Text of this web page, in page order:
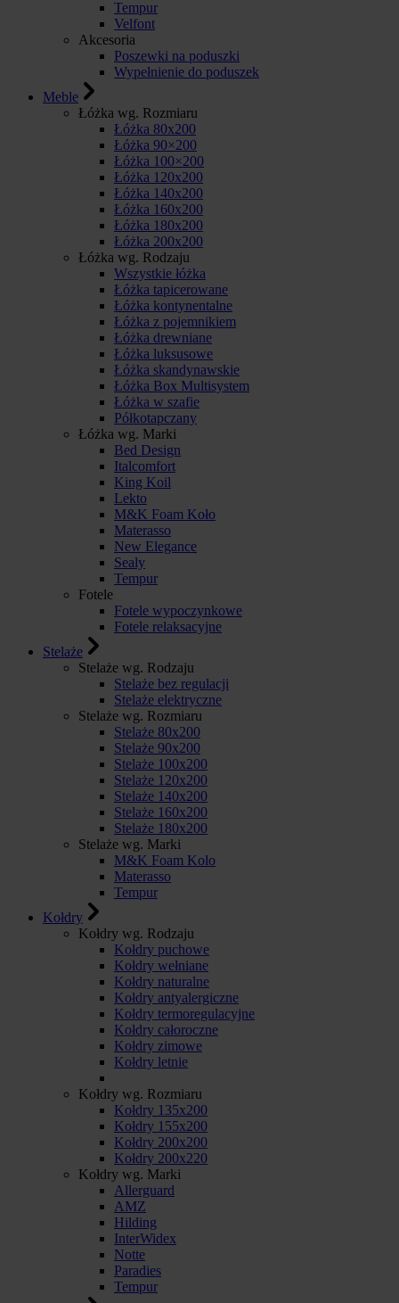
Tempur
Velfont
Akcesoria
Poszewki na poduszki
Wypełnienie do poduszek
Meble
Łóżka wg. Rozmiaru
Łóżka 80x200
Łóżka 90×200
Łóżka 100×200
Łóżka 120x200
Łóżka 140x200
Łóżka 160x200
Łóżka 180x200
Łóżka 200x200
Łóżka wg. Rodzaju
Wszystkie łóżka
Łóżka tapicerowane
Łóżka kontynentalne
Łóżka z pojemnikiem
Łóżka drewniane
Łóżka luksusowe
Łóżka skandynawskie
Łóżka Box Multisystem
Łóżka w szafie
Półkotapczany
Łóżka wg. Marki
Bed Design
Italcomfort
King Koil
Lekto
M&K Foam Koło
Materasso
New Elegance
Sealy
Tempur
Fotele
Fotele wypoczynkowe
Fotele relaksacyjne
Stelaże
Stelaże wg. Rodzaju
Stelaże bez regulacji
Stelaże elektryczne
Stelaże wg. Rozmiaru
Stelaże 80x200
Stelaże 90x200
Stelaże 100x200
Stelaże 120x200
Stelaże 140x200
Stelaże 160x200
Stelaże 180x200
Stelaże wg. Marki
M&K Foam Kolo
Materasso
Tempur
Kołdry
Kołdry wg. Rodzaju
Kołdry puchowe
Kołdry wełniane
Kołdry naturalne
Kołdry antyalergiczne
Kołdry termoregulacyjne
Kołdry całoroczne
Kołdry zimowe
Kołdry letnie
Kołdry wg. Rozmiaru
Kołdry 135x200
Kołdry 155x200
Kołdry 200x200
Kołdry 200x220
Kołdry wg. Marki
Allerguard
AMZ
Hilding
InterWidex
Notte
Paradies
Tempur